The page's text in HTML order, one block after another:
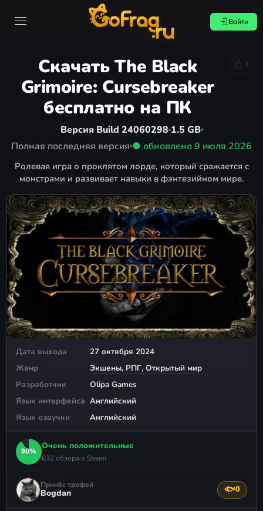
Войти
Скачать The Black
Grimoire: Cursebreaker
бесплатно на ПК
1
Версия Build 24060298 1.5 GB
Полная последняя версия ● обновлено9 июля 2026
Ролевая игра о проклятом лорде, который сражается с
монстрами и развивает навыки в фэнтезийном мире.
Дата выхода
27 октября 2024
Жанр
Экшены, РПГ, Открытый мир
Разработчик
Olipa Games
Язык интерфейса Английский
Язык озвучки
Английский
90%
Очень положительные
632 обзора в Steam
Принёс трофей
Bogdan 🐟0